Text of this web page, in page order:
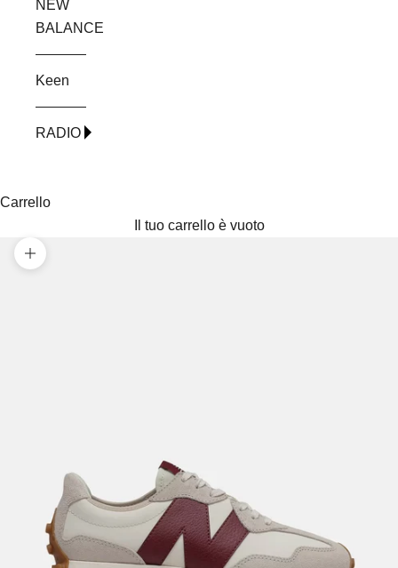
NEW
BALANCE
Keen
RADIO
Carrello
Il tuo carrello è vuoto
Ingrandisci immagine